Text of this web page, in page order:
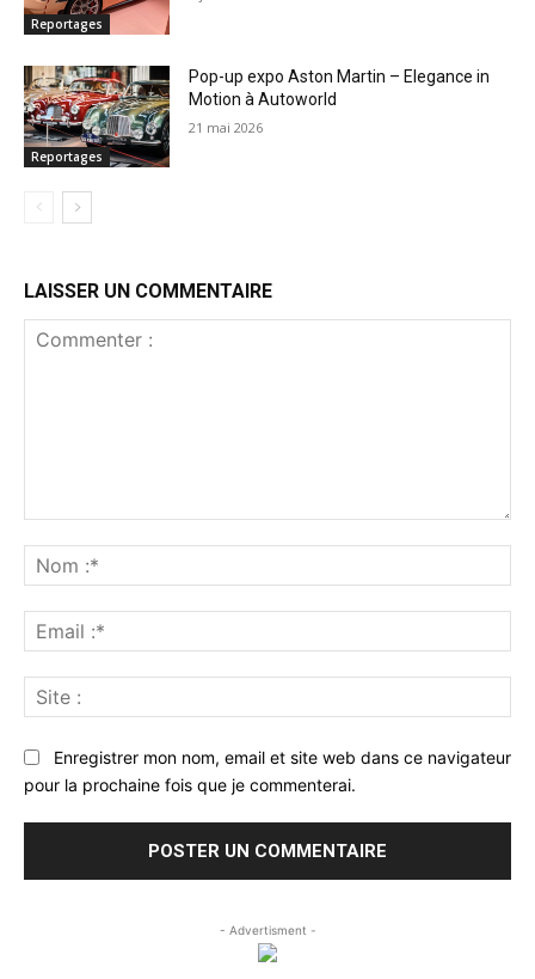
Reportages
Reportages
Pop-up expo Aston Martin – Elegance in
Motion à Autoworld
21 mai 2026
LAISSER UN COMMENTAIRE
:*
:*
:
Enregistrer mon nom, email et site web dans ce navigateur
pour la prochaine fois que je commenterai.
- Advertisment -